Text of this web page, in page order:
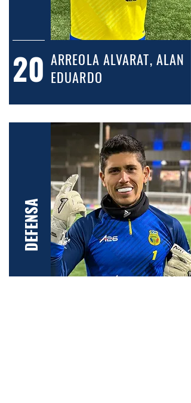
20 ARREOLA ALVARAT, ALAN
EDUARDO
DEFENSA